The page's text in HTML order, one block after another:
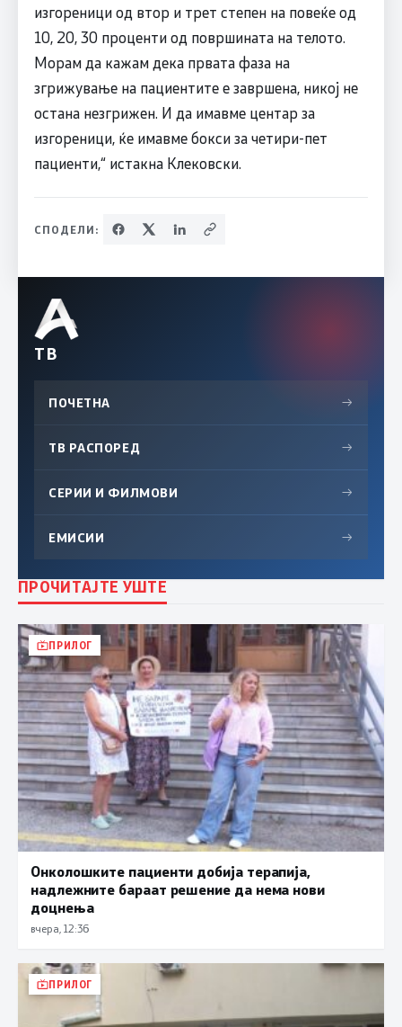
изгореници од втор и трет степен на повеќе од
10, 20, 30 проценти од површината на телото.
Морам да кажам дека првата фаза на
згрижување на пациентите е завршена, никој не
остана незгрижен. И да имавме центар за
изгореници, ќе имавме бокси за четири-пет
пациенти,“ истакна Клековски.
СПОДЕЛИ:
ТВ
ПОЧЕТНА →
ТВ РАСПОРЕД →
СЕРИИ И ФИЛМОВИ →
ЕМИСИИ →
ПРОЧИТАЈТЕ УШТЕ
ПРИЛОГ
Онколошките пациенти добија терапија,
надлежните бараат решение да нема нови
доцнења
вчера, 12:36
ПРИЛОГ